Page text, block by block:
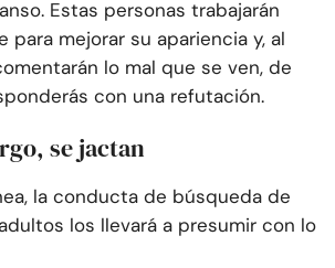
Estas personas trabajarán
para mejorar su apariencia y, al
lo mal que se ven, de
con una refutación.
se jactan
la conducta de búsqueda de
los llevará a presumir con lo